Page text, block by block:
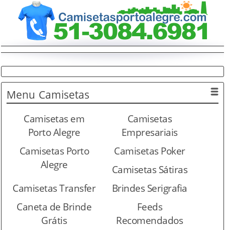
Menu Camisetas
Camisetas em
Porto Alegre
Camisetas
Empresariais
Camisetas Porto
Alegre
Camisetas Poker
Camisetas Sátiras
Camisetas Transfer
Brindes Serigrafia
Caneta de Brinde
Grátis
Feeds
Recomendados